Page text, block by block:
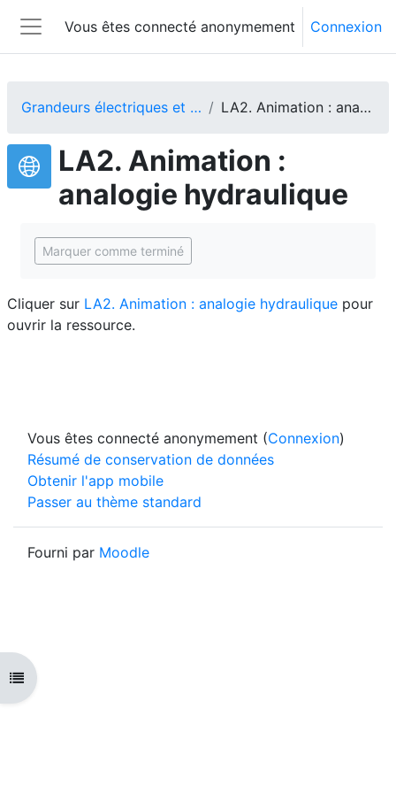
Panneau latéral
Vous êtes connecté anonymement Connexion
Ouvrir l'index du cours
Grandeurs électriques et unités de mesures LA2. Animation : analogie hydraulique
LA2. Animation :
analogie hydraulique
Marquer comme terminé
Cliquer sur LA2. Animation : analogie hydraulique pour
ouvrir la ressource.
Vous êtes connecté anonymement (Connexion)
Résumé de conservation de données
Obtenir l'app mobile
Passer au thème standard
Fourni par Moodle